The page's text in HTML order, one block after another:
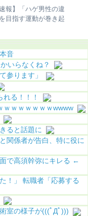
速報】「ハゲ男性の違
目指す運動が巻き起
音
いらなくね？
参ります」
る！！！
ｗｗｗｗｗｗｗwwww
ると話題に
関係者が告白、特に役に
で高須幹弥にキレる ←
！」 転職者「応募する
室の様子が(((ﾟДﾟ)))